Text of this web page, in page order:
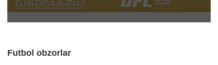
Futbol obzorlar